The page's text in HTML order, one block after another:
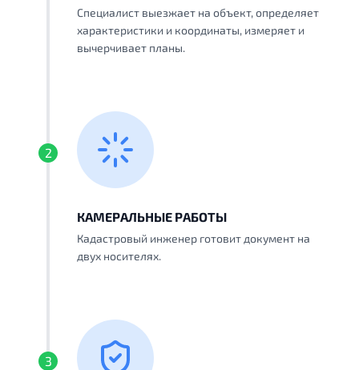
Специалист выезжает на объект, определяет
характеристики и координаты, измеряет и
вычерчивает планы.
2
КАМЕРАЛЬНЫЕ РАБОТЫ
Кадастровый инженер готовит документ на
двух носителях.
3